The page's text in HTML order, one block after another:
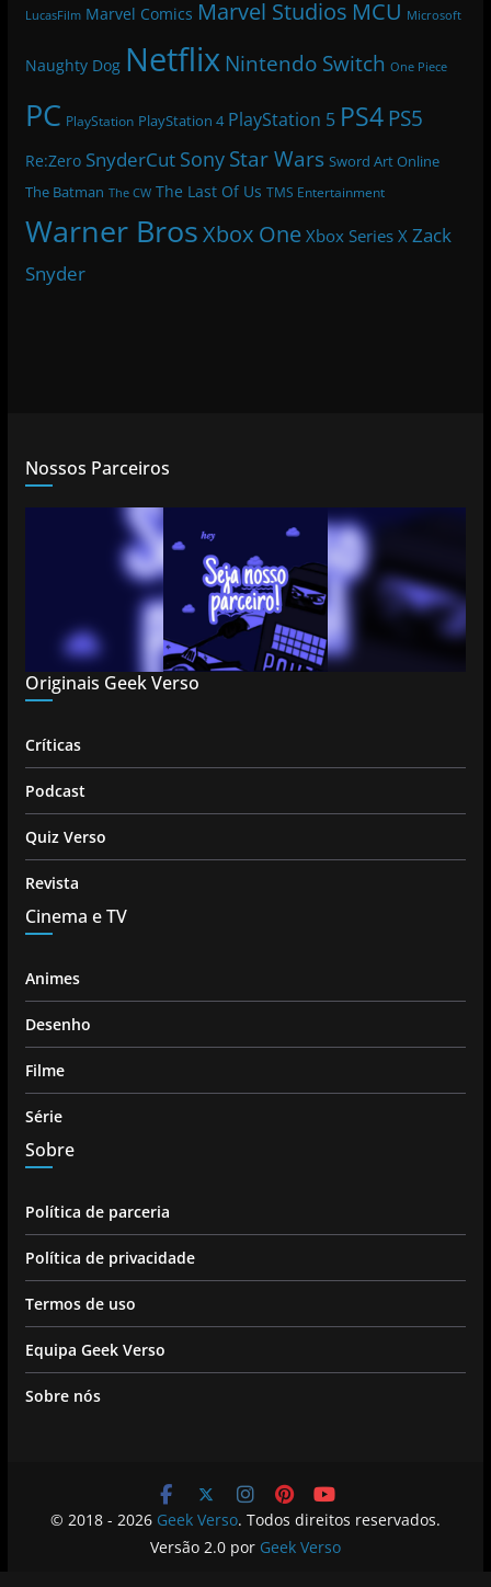
LucasFilm Marvel Comics Marvel Studios MCU Microsoft
Naughty Dog Netflix Nintendo Switch One Piece
PC PlayStation PlayStation 4 PlayStation 5 PS4 PS5
Re:Zero SnyderCut Sony Star Wars Sword Art Online
The Batman The CW The Last Of Us TMS Entertainment
Warner BrosXbox One Xbox Series X Zack
Snyder
Nossos Parceiros
Originais Geek Verso
Críticas
Podcast
Quiz Verso
Revista
Cinema e TV
Animes
Desenho
Filme
Série
Sobre
Política de parceria
Política de privacidade
Termos de uso
Equipa Geek Verso
Sobre nós
© 2018 - 2026 Geek Verso. Todos direitos reservados.
Versão 2.0 por Geek Verso